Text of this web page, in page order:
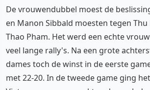
De vrouwendubbel moest de
en Manon Sibbald moesten tegen Thu
Thao Pham. Het werd een echte
veel lange rally's. Na een grote
dames toch de winst in de eerste
met 22-20. In de tweede game ging